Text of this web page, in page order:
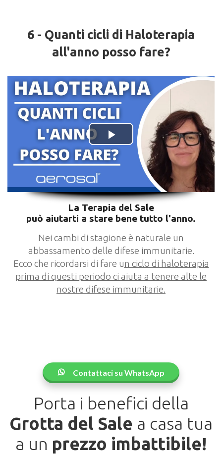
6 - Quanti cicli di Haloterapia
all'anno posso fare?
La Terapia del Sale
può aiutarti a stare bene tutto l'anno.
Nei cambi di stagione è naturale un
abbassamento delle difese immunitarie.
Ecco che ricordarsi di fare un ciclo di haloterapia
prima di questi periodo ci aiuta a tenere alte le
nostre difese immunitarie.
Contattaci su WhatsApp
Porta i benefici della
Grotta del Sale a casa tua
a un prezzo imbattibile!